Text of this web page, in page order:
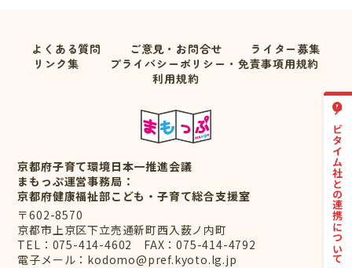
よくある質問 ご意見・お問合せ
ライター募集
リンク集
プライバシーポリシー・免責事項用規約
利用規約
京都府子育て環境日本一推進会議
まもっぷ運営事務局：
京都府健康福祉部こども・子育て総合支援室
〒602-8570
京都市上京区下立売通新町西入薮ノ内町
TEL： 075-414-4602
FAX：075-414-4792
電子メール： kodomo@pref.kyoto.lg.jp ナビタイム社との連携について